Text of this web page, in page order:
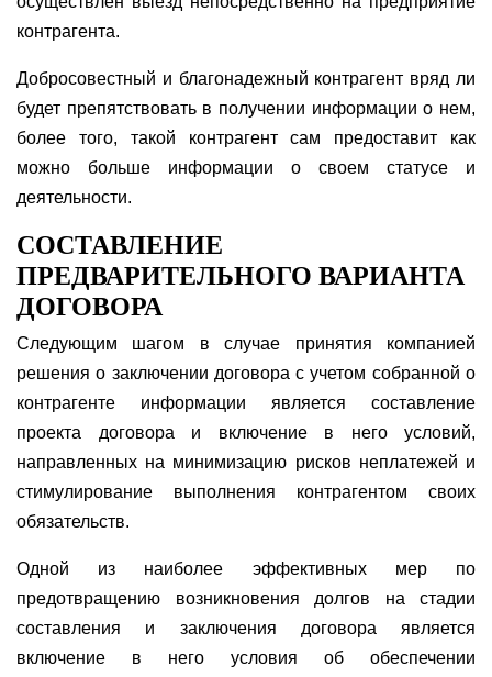
контрагента.
Добросовестный и благонадежный контрагент вряд ли
будет препятствовать в получении информации о нем,
более того, такой контрагент сам предоставит как
можно больше информации о своем статусе и
деятельности.
СОСТАВЛЕНИЕ
ПРЕДВАРИТЕЛЬНОГО ВАРИАНТА
ДОГОВОРА
Следующим шагом в случае принятия компанией
решения о заключении договора с учетом собранной о
контрагенте информации является составление
проекта договора и включение в него условий,
направленных на минимизацию рисков неплатежей и
стимулирование выполнения контрагентом своих
обязательств.
Одной из наиболее эффективных мер по
предотвращению возникновения долгов на стадии
составления и заключения договора является
включение в него условия об обеспечении